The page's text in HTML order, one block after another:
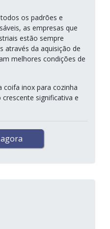
os padrões e
as empresas que
estão sempre
através da aquisição de
melhores condições de
coifa inox para cozinha
significativa e